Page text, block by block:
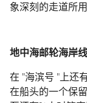
象深刻的走道所
地中海邮轮海岸
在 "海滨号 "上还
在船头的一个保